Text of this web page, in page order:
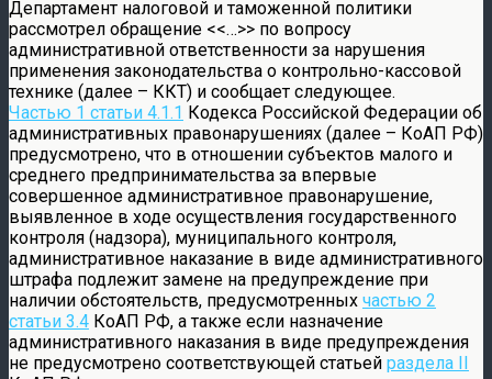
Департамент налоговой и таможенной политики
рассмотрел обращение <<…>> по вопросу
административной ответственности за нарушения
применения законодательства о контрольно-кассовой
технике (далее – ККТ) и сообщает следующее.
Частью 1 статьи 4.1.1 Кодекса Российской Федерации об
административных правонарушениях (далее – КоАП РФ)
предусмотрено, что в отношении субъектов малого и
среднего предпринимательства за впервые
совершенное административное правонарушение,
выявленное в ходе осуществления государственного
контроля (надзора), муниципального контроля,
административное наказание в виде административного
штрафа подлежит замене на предупреждение при
наличии обстоятельств, предусмотренных частью 2
статьи 3.4 КоАП РФ, а также если назначение
административного наказания в виде предупреждения
не предусмотрено соответствующей статьей раздела II